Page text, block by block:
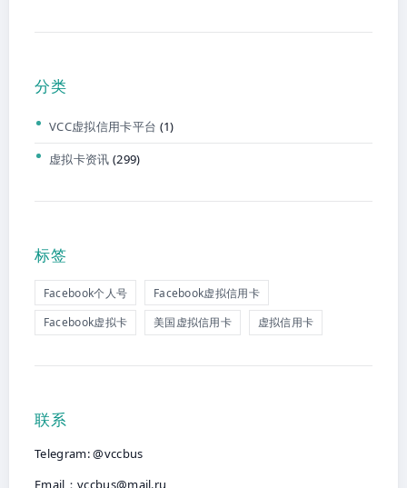
分类
VCC虚拟信用卡平台 (1)
虚拟卡资讯 (299)
标签
Facebook个人号
Facebook虚拟信用卡
Facebook虚拟卡
美国虚拟信用卡 虚拟信用卡
联系
Telegram: @vccbus
Email： vccbus@mail.ru